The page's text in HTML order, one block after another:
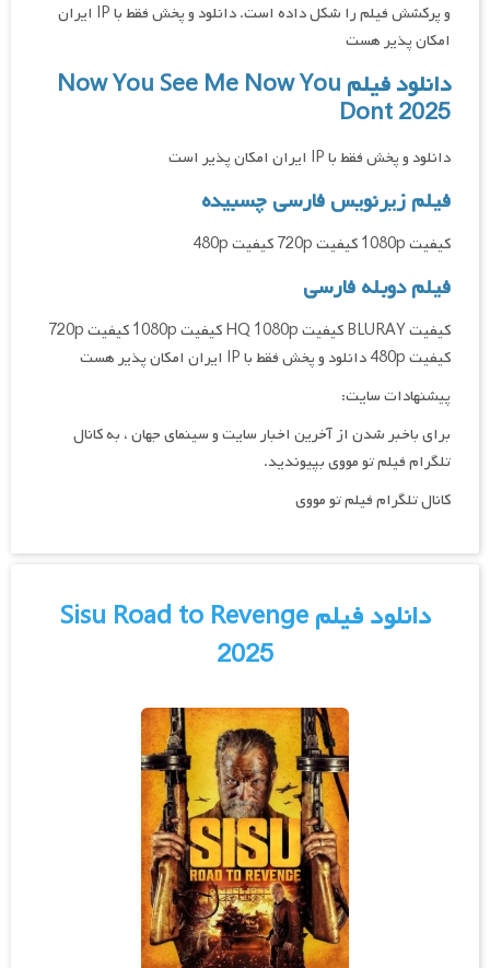
و پرکشش فیلم را شکل داده است. دانلود و پخش فقط با IP ایران
امکان پذیر هست
دانلود فیلم Now You See Me Now You
Dont 2025
دانلود و پخش فقط با IP ایران امکان پذیر است
فیلم زیرنویس فارسی چسبیده
کیفیت 1080p کیفیت 720p کیفیت 480p
فیلم دوبله فارسی
کیفیت BLURAY کیفیت HQ 1080p کیفیت 1080p کیفیت 720p
کیفیت 480p دانلود و پخش فقط با IP ایران امکان پذیر هست
پیشنهادات سایت:
برای باخبر شدن از آخرین اخبار سایت و سینمای جهان ، به کانال
تلگرام فیلم تو مووی بپیوندید.
کانال تلگرام فیلم تو مووی
دانلود فیلم Sisu Road to Revenge
2025